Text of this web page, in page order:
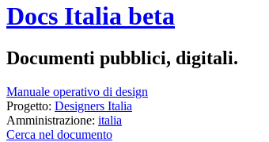
Docs Italia beta
Documenti pubblici, digitali.
Manuale operativo di design
Progetto: Designers Italia
Amministrazione: italia
Cerca nel documento